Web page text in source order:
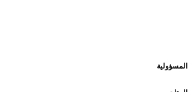
المسؤولية